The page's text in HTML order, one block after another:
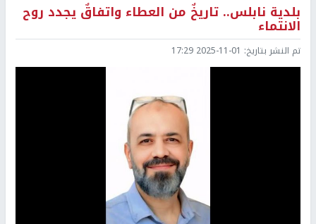
بلدية نابلس.. تاريخٌ من العطاء واتفاقٌ يجدد روح
الانتماء
تم النشر بتاريخ: 2025-11-01 17:29